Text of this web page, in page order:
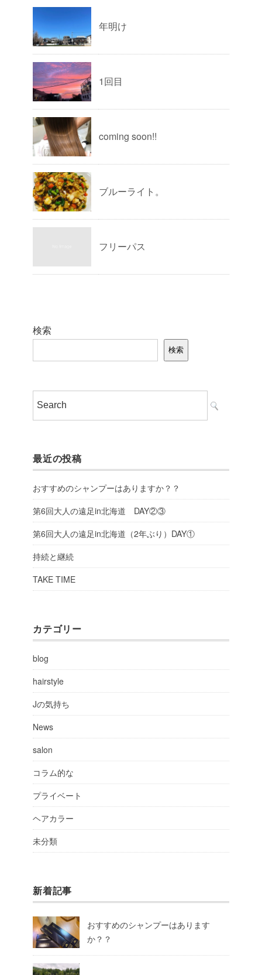
年明け
1回目
coming soon!!
ブルーライト。
フリーパス
検索
検索
最近の投稿
おすすめのシャンプーはありますか？？
第6回大人の遠足in北海道 DAY②③
第6回大人の遠足in北海道（2年ぶり）DAY①
持続と継続
TAKE TIME
カテゴリー
blog
hairstyle
Jの気持ち
News
salon
コラム的な
プライベート
ヘアカラー
未分類
新着記事
おすすめのシャンプーはあります
か？？